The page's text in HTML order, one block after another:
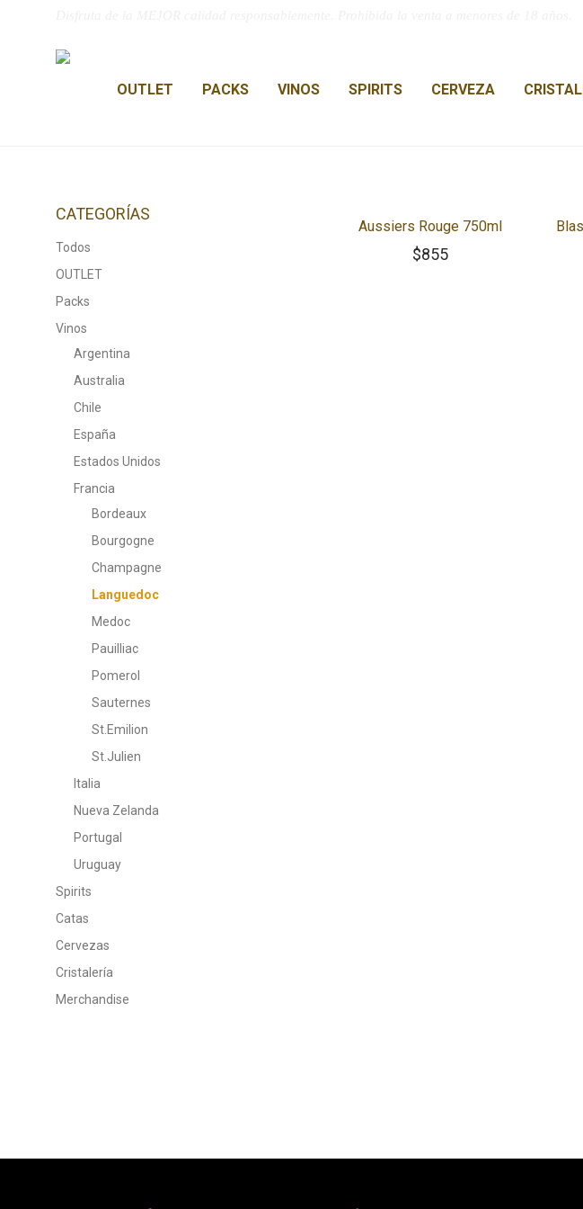
OUTLET PACKS VINOS SPIRITS CERVEZA
CATEGORÍAS
Todos
OUTLET
Packs
Vinos
Argentina
Australia
Chile
España
Estados Unidos
Francia
Bordeaux
Bourgogne
Champagne
Languedoc
Medoc
Pauilliac
Pomerol
Sauternes
St.Emilion
St.Julien
Italia
Nueva Zelanda
Portugal
Uruguay
Spirits
Catas
Cervezas
Cristalería
Merchandise
Aussiers Rouge 750ml
$855